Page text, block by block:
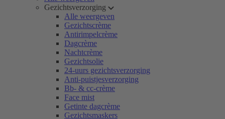
Gezichtsverzorging
Alle weergeven
Gezichtscrème
Antirimpelcrème
Dagcrème
Nachtcrème
Gezichtsolie
24-uurs gezichtsverzorging
Anti-puistjesverzorging
Bb- & cc-crème
Face mist
Getinte dagcrème
Gezichtsmaskers